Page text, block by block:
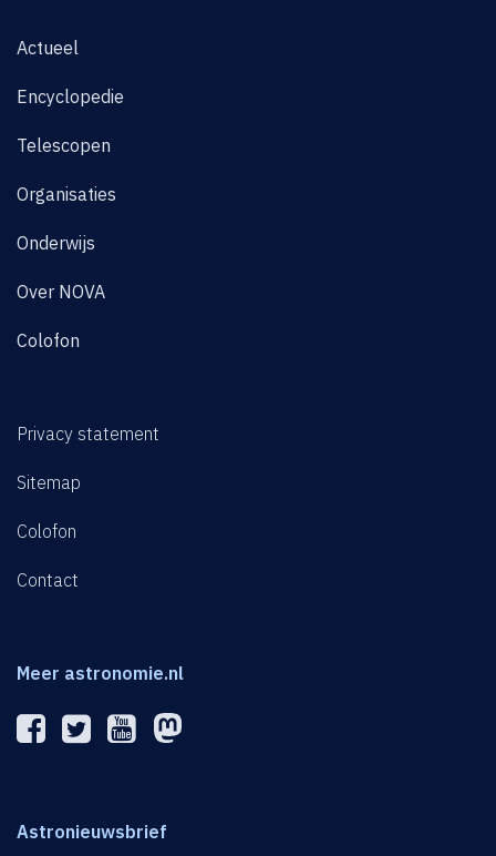
Actueel
Encyclopedie
Telescopen
Organisaties
Onderwijs
Over NOVA
Colofon
Privacy statement
Sitemap
Colofon
Contact
Meer astronomie.nl
Astronieuwsbrief